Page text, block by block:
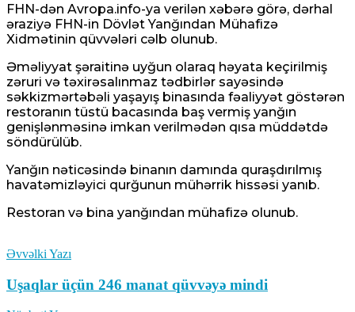
FHN-dən Avropa.info-ya verilən xəbərə görə, dərhal
əraziyə FHN-in Dövlət Yanğından Mühafizə
Xidmətinin qüvvələri cəlb olunub.
Əməliyyat şəraitinə uyğun olaraq həyata keçirilmiş
zəruri və təxirəsalınmaz tədbirlər sayəsində
səkkizmərtəbəli yaşayış binasında fəaliyyət göstərən
restoranın tüstü bacasında baş vermiş yanğın
genişlənməsinə imkan verilmədən qısa müddətdə
söndürülüb.
Yanğın nəticəsində binanın damında quraşdırılmış
havatəmizləyici qurğunun mühərrik hissəsi yanıb.
Restoran və bina yanğından mühafizə olunub.
Əvvəlki Yazı
Uşaqlar üçün 246 manat qüvvəyə mindi